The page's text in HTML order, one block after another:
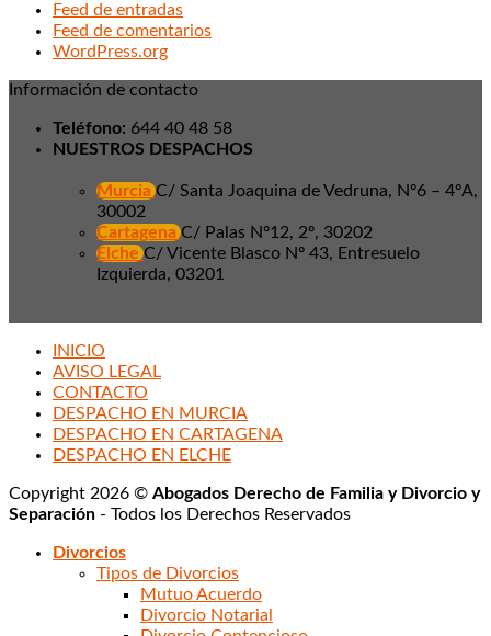
Feed de entradas
Feed de comentarios
WordPress.org
Información de contacto
Teléfono: 644 40 48 58
NUESTROS DESPACHOS
Murcia C/ Santa Joaquina de Vedruna, Nº6 – 4ºA,
30002
Cartagena C/ Palas Nº12, 2º, 30202
Elche C/ Vicente Blasco Nº 43, Entresuelo
Izquierda, 03201
INICIO
AVISO LEGAL
CONTACTO
DESPACHO EN MURCIA
DESPACHO EN CARTAGENA
DESPACHO EN ELCHE
Copyright 2026 © Abogados Derecho de Familia y Divorcio y
Separación - Todos los Derechos Reservados
Divorcios
Tipos de Divorcios
Mutuo Acuerdo
Divorcio Notarial